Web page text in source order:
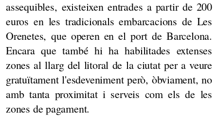
assequibles, existeixen entrades a partir de 200
euros en les tradicionals embarcacions de Les
Orenetes, que operen en el port de Barcelona.
Encara que també hi ha habilitades extenses
zones al llarg del litoral de la ciutat per a veure
gratuïtament l'esdeveniment però, òbviament, no
amb tanta proximitat i serveis com els de les
zones de pagament.